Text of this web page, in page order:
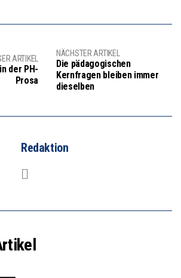
ARTIKEL
der PH-
Prosa
NÄCHSTER ARTIKEL
Die pädagogischen
Kernfragen bleiben immer
dieselben
Redaktion